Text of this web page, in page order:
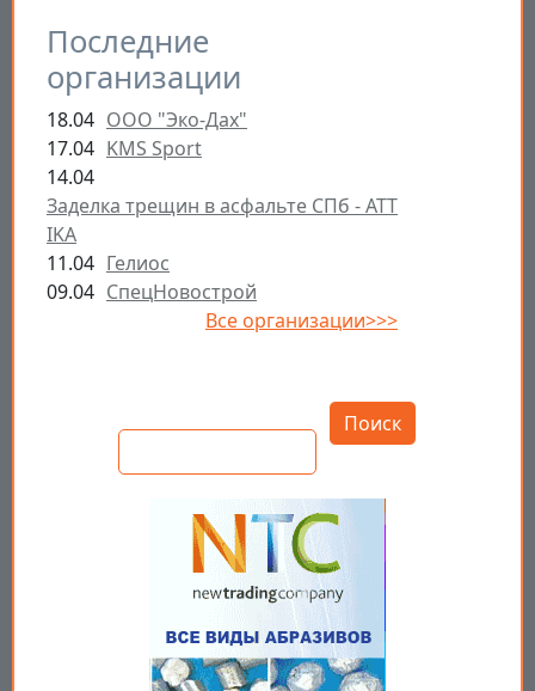
Последние
организации
18.04 ООО "Эко-Дах"
17.04 KMS Sport
14.04
Заделка трещин в асфальте СПб - ATT
IKA
11.04 Гелиос
09.04 СпецНовострой
Все организации>>>